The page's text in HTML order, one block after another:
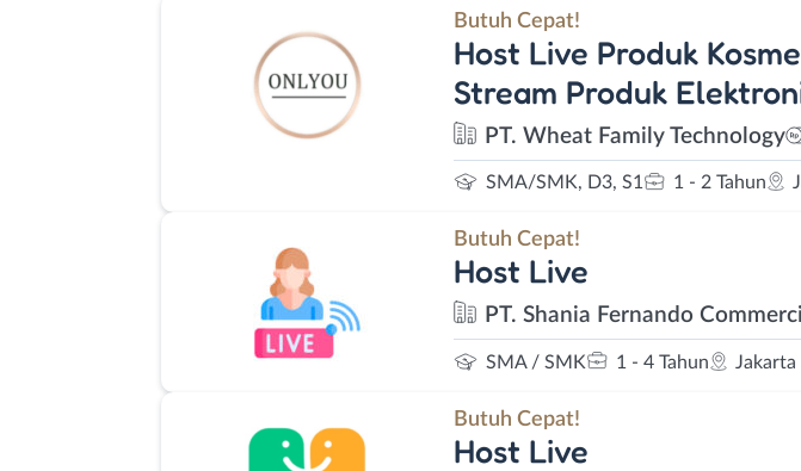
Butuh Cepat!
Host Live Produk
Stream Produk
PT. Wheat Family Technology
SMA/SMK, D3, S1 1 - 2 Tahun
Butuh Cepat!
Host Live
PT. Shania Fernando
SMA / SMK 1 - 4 Tahun Jakarta
Butuh Cepat!
Host Live